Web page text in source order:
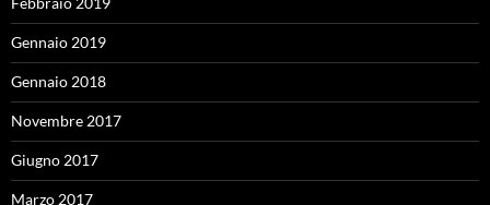
Gennaio 2019
Gennaio 2018
Novembre 2017
Giugno 2017
Marzo 2017